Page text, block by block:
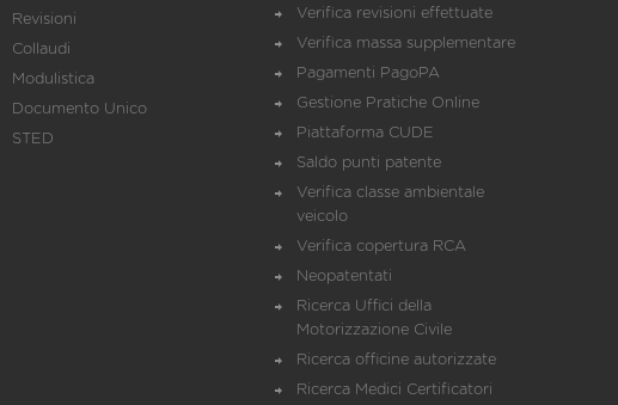
Revisioni
Collaudi
Modulistica
Documento Unico
STED
Verifica revisioni effettuate
Verifica massa supplementare
Pagamenti PagoPA
Gestione Pratiche Online
Piattaforma CUDE
Saldo punti patente
Verifica classe ambientale
veicolo
Verifica copertura RCA
Neopatentati
Ricerca Uffici della
Motorizzazione Civile
Ricerca officine autorizzate
Ricerca Medici Certificatori